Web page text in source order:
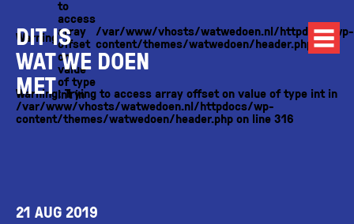
Warning
to
access
array
offset
on
value
of type
int in
/var/www/vhosts/watwedoen.nl/httpdocs/wp-
content/themes/watwedoen/header.php
DIT IS
WAT WE DOEN
MET
Warning: Trying to access array offset on value of type int in
/var/www/vhosts/watwedoen.nl/httpdocs/wp-
content/themes/watwedoen/header.phpon line316
21 AUG 2019